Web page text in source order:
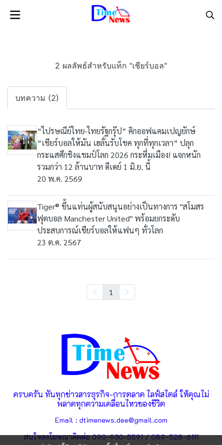
2 ผลลัพธ์สำหรับแท็ก "เชียร์บอล"
บทความ (2)
“ไปรษณีย์ไทย-ไทยรัฐกรุ๊ป” คิกออฟแคมเปญยักษ์
“เชียร์บอลให้มัน เฮลั่นรับโชค ทุกที่ทุกเวลา” ปลุก
กระแสศึกชิงแชมป์โลก 2026 กระหึ่มเมือง! แจกหนัก
รวมกว่า 12 ล้านบาท ดีเดย์ 1 มิ.ย. นี้
20 พ.ค. 2569
Tiger® ขึ้นแท่นผู้สนับสนุนอย่างเป็นทางการ "สโมสร
ฟุตบอล Manchester United" พร้อมยกระดับ
ประสบการณ์เชียร์บอลให้แฟนๆ ทั่วโลก
23 ต.ค. 2567
1
ครบครัน ทันทุกข่าวสารธุรกิจ-การตลาด ไลฟ์สไตล์ ให้คุณไม่
พลาดทุกความเคลื่อนไหวของชีวิต
Email : dtimenews.dee@gmail.com
สนใจลงโฆษณาติดต่อ 090-930-5591 / 089-528-6111